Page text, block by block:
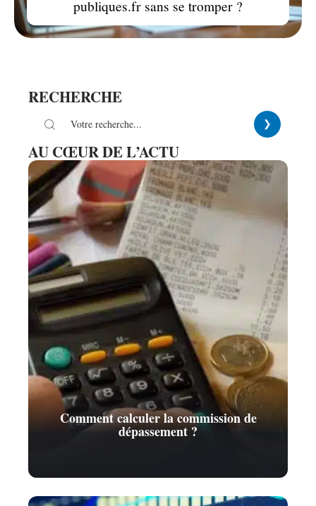
publiques.fr sans se tromper ?
RECHERCHE
AU CŒUR DE L’ACTU
Comment calculer la commission de
dépassement ?